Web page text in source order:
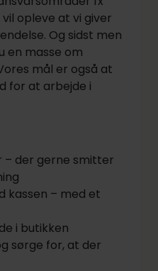
opleve at vi giver
Og sidst men
en masse om
mål er også at
for at arbejde i
der gerne smitter
kassen – med et
i butikken
sørge for, at der